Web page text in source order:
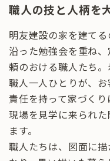
職人の技と人柄を
明友建設の家を建て
沿った勉強会を重ね
頼のおける職人たち
職人一人ひとりが、お
責任を持って家づく
現場を見学に来られ
ます。
職人たちは、図面に